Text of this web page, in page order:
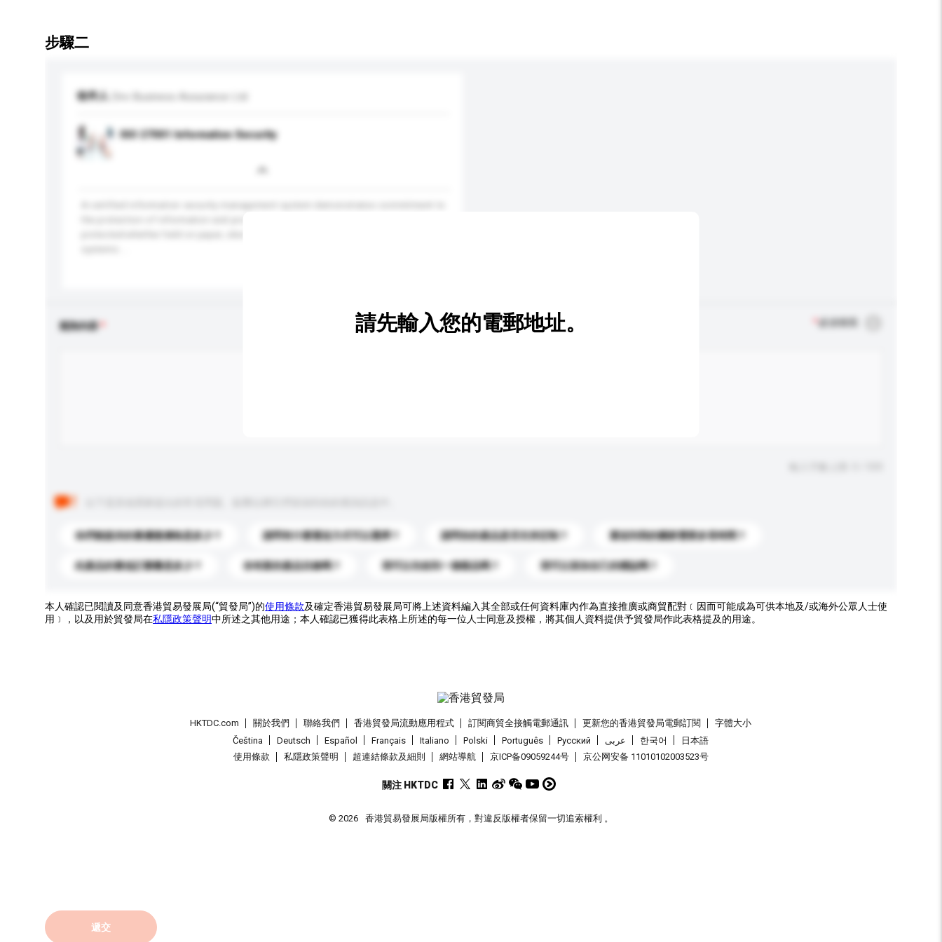
步驟二
收件人 Dnv Business Assurance Ltd
ISO 27001 Information Security
查詢內容
你們能提供的最優惠價格是多少？ 請問有什麼運送方式可以選擇？ 請問你的產品是否支持定制？ 運送到我的國家需要多長時間？
此產品的最低訂購量是多少？ 你有新的產品目錄嗎？ 我可以先收到一個樣品嗎？ 我可以添加自己的標誌嗎？
請先輸入您的電郵地址。
本人確認已閱讀及同意香港貿易發展局(“貿發局”)的使用條款及確定香港貿易發展局可將上述資料編入其全部或任何資料庫內作為直接推廣或商貿配對﹝因而可能成為可供本地及/或海外公眾人士使
用﹞，以及用於貿發局在私隱政策聲明中所述之其他用途；本人確認已獲得此表格上所述的每一位人士同意及授權，將其個人資料提供予貿發局作此表格提及的用途。
遞交
HKTDC.com 關於我們 聯絡我們 香港貿發局流動應用程式 訂閱商貿全接觸電郵通訊 更新您的香港貿發局電郵訂閱
字體大小
Čeština
Deutsch Español Français Italiano Polski Português Pусский عربى 한국어
日本語
使用條款
私隱政策聲明 超連結條款及細則 網站導航 京ICP备09059244号 京公网安备 11010102003523号
關注 HKTDC
© 2026 香港貿易發展局版權所有，對違反版權者保留一切追索權利 。